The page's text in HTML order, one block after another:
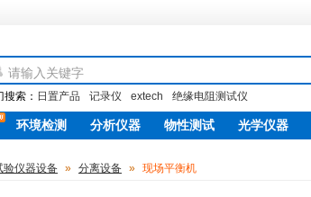
搜索： 日置产品 记录仪 extech 绝缘电阻测试仪
环境检测 分析仪器 物性测试 光学仪器
验仪器设备 » 分离设备 » 现场平衡机